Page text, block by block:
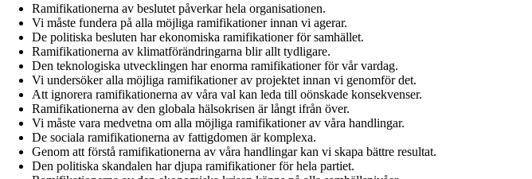
Ramifikationerna av beslutet påverkar hela organisationen.
Vi måste fundera på alla möjliga ramifikationer innan vi agerar.
De politiska besluten har ekonomiska ramifikationer för samhället.
Ramifikationerna av klimatförändringarna blir allt tydligare.
Den teknologiska utvecklingen har enorma ramifikationer för vår vardag.
Vi undersöker alla möjliga ramifikationer av projektet innan vi genomför det.
Att ignorera ramifikationerna av våra val kan leda till oönskade konsekvenser.
Ramifikationerna av den globala hälsokrisen är långt ifrån över.
Vi måste vara medvetna om alla möjliga ramifikationer av våra handlingar.
De sociala ramifikationerna av fattigdomen är komplexa.
Genom att förstå ramifikationerna av våra handlingar kan vi skapa bättre resultat.
Den politiska skandalen har djupa ramifikationer för hela partiet.